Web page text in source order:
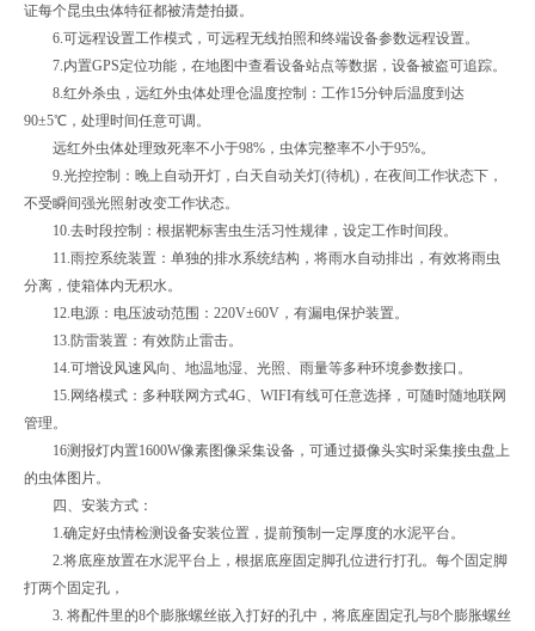
证每个昆虫虫体特征都被清楚拍摄。
6.可远程设置工作模式，可远程无线拍照和终端设备参数远程设置。
7.内置GPS定位功能，在地图中查看设备站点等数据，设备被盗可追踪。
8.红外杀虫，远红外虫体处理仓温度控制：工作15分钟后温度到达
90±5℃，处理时间任意可调。
远红外虫体处理致死率不小于98%，虫体完整率不小于95%。
9.光控控制：晚上自动开灯，白天自动关灯(待机)，在夜间工作状态下，
不受瞬间强光照射改变工作状态。
10.去时段控制：根据靶标害虫生活习性规律，设定工作时间段。
11.雨控系统装置：单独的排水系统结构，将雨水自动排出，有效将雨虫
分离，使箱体内无积水。
12.电源：电压波动范围：220V±60V，有漏电保护装置。
13.防雷装置：有效防止雷击。
14.可增设风速风向、地温地湿、光照、雨量等多种环境参数接口。
15.网络模式：多种联网方式4G、WIFI有线可任意选择，可随时随地联网
管理。
16测报灯内置1600W像素图像采集设备，可通过摄像头实时采集接虫盘上
的虫体图片。
四、安装方式：
1.确定好虫情检测设备安装位置，提前预制一定厚度的水泥平台。
2.将底座放置在水泥平台上，根据底座固定脚孔位进行打孔。每个固定脚
打两个固定孔，
3. 将配件里的8个膨胀螺丝嵌入打好的孔中，将底座固定孔与8个膨胀螺丝